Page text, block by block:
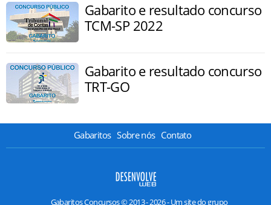
Gabarito e resultado concurso
TCM-SP 2022
Gabarito e resultado concurso
TRT-GO
Gabaritos Sobre nós Contato
Gabaritos Concursos © 2013 - 2026 - Um site do grupo